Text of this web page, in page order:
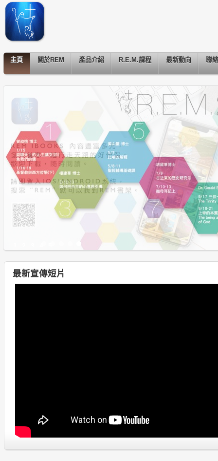
主頁 關於REM 產品介紹 R.E.M.課程 最新動向 聯
最新宣傳短片